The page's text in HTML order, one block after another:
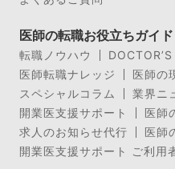
医師の転職お役立ちガイド
転職ノウハウ
医師転職ナレッジ
医師の
スペシャルコラム
業界ニ
開業医支援サポート
医師
求人のお知らせ代行
医師
開業医支援サポート ご利用